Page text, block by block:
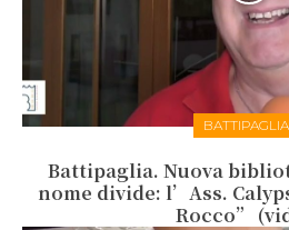
BATTIPAGLIA
Battipaglia. Nuova
nome divide: l’Ass.
Rocco”